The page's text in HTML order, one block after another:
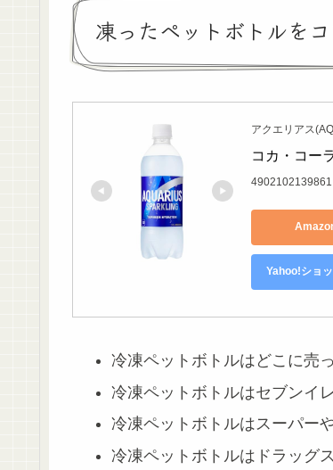
凍ったペットボトルを
アクエリアス
コカ・コー
4902102139861
Yahoo!ショ
冷凍ペットボトルはどこに売
冷凍ペットボトルはセブンイ
冷凍ペットボトルはスーパー
冷凍ペットボトルはドラッグ